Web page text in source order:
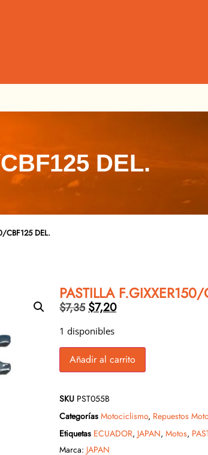
DEL.
CBF125 DEL.
PASTILLA
$7,35 $7,20
1 disponibles
Añadir al carrito
SKU PST055B
Categorías Motociclismo, Repuestos
Etiquetas ECUADOR, JAPAN, Motos,
Marca: JAPAN